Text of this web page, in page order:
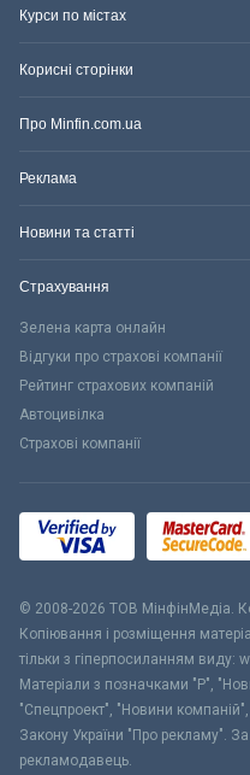
Курси по містах
Корисні сторінки
Про Minfin.com.ua
Реклама
Новини та статті
Страхування
Зелена карта онлайн
Відгуки про страхові компанії
Рейтинг страхових компаній
Автоцивілка
Страхові компанії
© 2008-2026 ТОВ МiнфiнМедiа.
Копіювання і розміщення
тільки з гіперпосиланням виду:
Матеріали з позначками "Р",
"Спецпроект", "Новини
Закону України "Про рекламу".
рекламодавець.